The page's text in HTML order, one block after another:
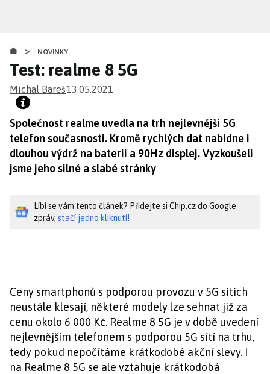
obsahu
> NOVINKY
Test: realme 8 5G
Michal Bareš13.05.2021
Společnost realme uvedla na trh nejlevnější 5G
telefon současnosti. Kromě rychlých dat nabídne i
dlouhou výdrž na baterii a 90Hz displej. Vyzkoušeli
jsme jeho silné a slabé stránky
Líbí se vám tento článek? Přidejte si Chip.cz do Google
zpráv, stačí jedno kliknutí!
Ceny smartphonů s podporou provozu v 5G sítích
neustále klesají, některé modely lze sehnat již za
cenu okolo 6 000 Kč. Realme 8 5G je v době uvedení
nejlevnějším telefonem s podporou 5G sítí na trhu,
tedy pokud nepočítáme krátkodobé akční slevy. I
na Realme 8 5G se ale vztahuje krátkodobá